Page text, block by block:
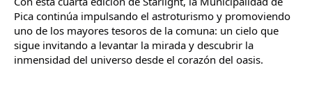
Pica continúa impulsando el astroturismo y promoviendo
uno de los mayores tesoros de la comuna: un cielo que
sigue invitando a levantar la mirada y descubrir la
inmensidad del universo desde el corazón del oasis.